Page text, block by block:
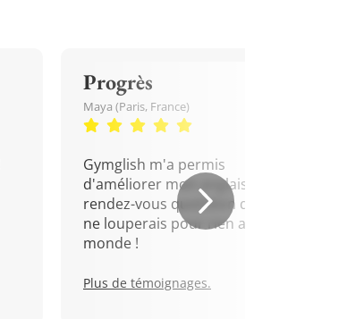
Progrès
Maya (Paris, France)
Gymglish m'a permis
d'améliorer mon anglais. Un
rendez-vous quotidien que je
ne louperais pour rien au
monde !
Plus de témoignages.